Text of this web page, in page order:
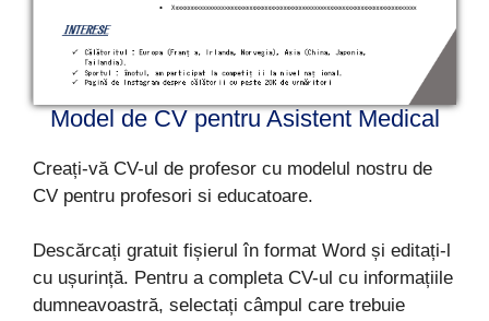
Model de CV pentru Asistent Medical
Creați-vă CV-ul de profesor cu modelul nostru de
CV pentru profesori si educatoare.
Descărcați gratuit fișierul în format Word și editați-l
cu ușurință. Pentru a completa CV-ul cu informațiile
dumneavoastră, selectați câmpul care trebuie